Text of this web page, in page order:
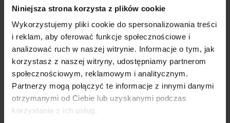
Niniejsza strona korzysta z plików cookie
Wykorzystujemy pliki cookie do spersonalizowania treści
i reklam, aby oferować funkcje społecznościowe i
analizować ruch w naszej witrynie. Informacje o tym, jak
korzystasz z naszej witryny, udostępniamy partnerom
społecznościowym, reklamowym i analitycznym.
Partnerzy mogą połączyć te informacje z innymi danymi
otrzymanymi od Ciebie lub uzyskanymi podczas
korzystania z ich usług.
Łatwość manewrowania
Ten wózek sterowany przez operatora pieszego nadaje
się do zastosowań o małej, średniej, ale również dużej
intensywności transportu. Sprawuje się idealnie w
ciasnych przestrzeniach, takich jak sklepy detaliczne i
supermarkety, a jednocześnie w transporcie pionowym
oraz w załadunku i rozładunku pojazdów Zmieści się
nawet wewnątrz niewielkiej skrzyni ładunkowej pojazdu